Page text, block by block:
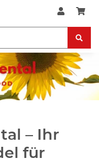
– Ihr
für